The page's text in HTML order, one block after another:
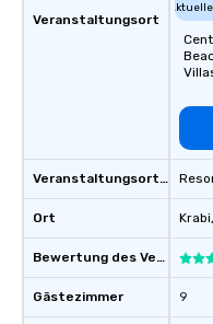
Veranstaltungsort
Veranstaltungsortstyp
Ort
Bewertung des Veranstaltungsortes
Gästezimmer
Krabi
9